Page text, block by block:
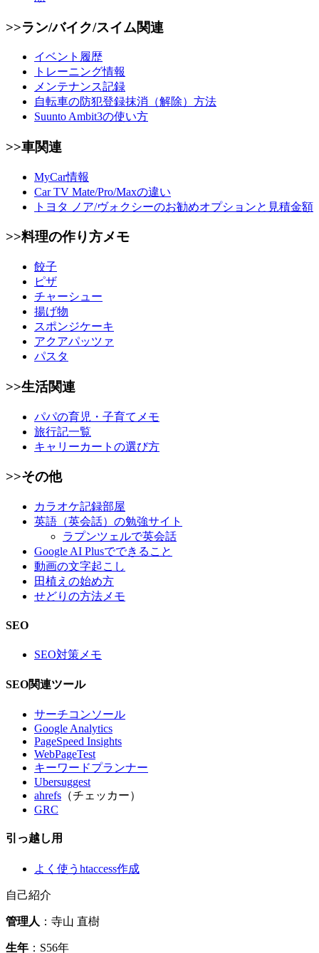
>>ラン/バイク/スイム関連
イベント履歴
トレーニング情報
メンテナンス記録
自転車の防犯登録抹消（解除）方法
Suunto Ambit3の使い方
>>車関連
MyCar情報
Car TV Mate/Pro/Maxの違い
トヨタ ノア/ヴォクシーのお勧めオプションと見積金額
>>料理の作り方メモ
餃子
ピザ
チャーシュー
揚げ物
スポンジケーキ
アクアパッツァ
パスタ
>>生活関連
パパの育児・子育てメモ
旅行記一覧
キャリーカートの選び方
>>その他
カラオケ記録部屋
英語（英会話）の勉強サイト
ラプンツェルで英会話
Google AI Plusでできること
動画の文字起こし
田植えの始め方
せどりの方法メモ
SEO
SEO対策メモ
SEO関連ツール
サーチコンソール
Google Analytics
PageSpeed Insights
WebPageTest
キーワードプランナー
Ubersuggest
ahrefs （チェッカー）
GRC
引っ越し用
よく使うhtaccess作成
自己紹介
管理人 ：寺山 直樹
生年 ：S56年